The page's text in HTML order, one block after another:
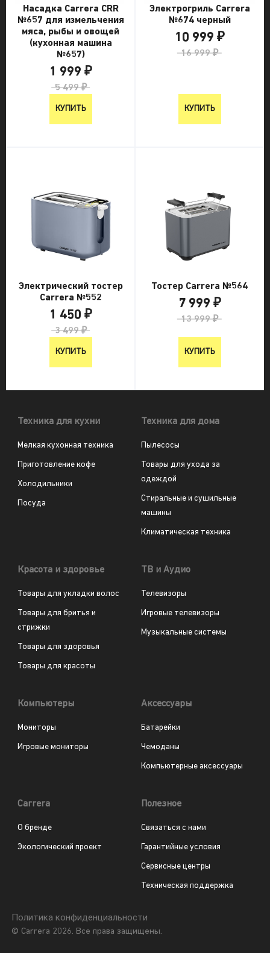
Насадка Carrera CRR
№657 для измельчения
мяса, рыбы и овощей
(кухонная машина
№657)
1 999 ₽
5 499 ₽
КУПИТЬ
Электрогриль Carrera
№674 черный
10 999 ₽
16 999 ₽
КУПИТЬ
Электрический тостер
Carrera №552
1 450 ₽
3 499 ₽
КУПИТЬ
Тостер Carrera №564
7 999 ₽
13 999 ₽
КУПИТЬ
Техника для кухни
Мелкая кухонная техника
Приготовление кофе
Холодильники
Посуда
Техника для дома
Пылесосы
Товары для ухода за
одеждой
Стиральные и сушильные
машины
Климатическая техника
Красота и здоровье
Товары для укладки волос
Товары для бритья и
стрижки
Товары для здоровья
Товары для красоты
ТВ и Аудио
Телевизоры
Игровые телевизоры
Музыкальные системы
Компьютеры
Мониторы
Игровые мониторы
Аксессуары
Батарейки
Чемоданы
Компьютерные аксессуары
Carrera
О бренде
Экологический проект
Полезное
Связаться с нами
Гарантийные условия
Сервисные центры
Техническая поддержка
© Carrera 2026. Все права защищены.
Политика конфиденциальности